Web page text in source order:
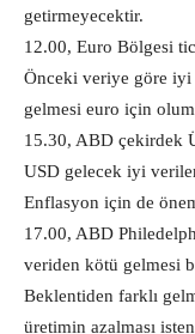
getirmeyecektir.
12.00, Euro Bölgesi
Önceki veriye göre
gelmesi euro için
15.30, ABD çekirdek
USD gelecek iyi
Enflasyon için de
17.00, ABD
veriden kötü gelmesi
Beklentiden farklı
üretimin azalması